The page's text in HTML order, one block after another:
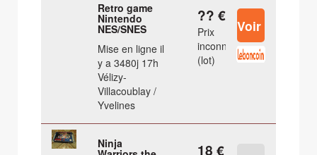
Retro game
Nintendo
NES/SNES
Mise en ligne il
y a 3480j 17h
Vélizy-
Villacoublay /
Yvelines
?? €
Prix
inconnu
(lot)
Ninja 18 €